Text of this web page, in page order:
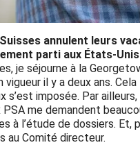
annulent leurs
parti aux États-
je séjourne à la
il y a deux ans.
imposée. Par
me demandent
à l’étude de dossiers. Et,
au Comité directeur.